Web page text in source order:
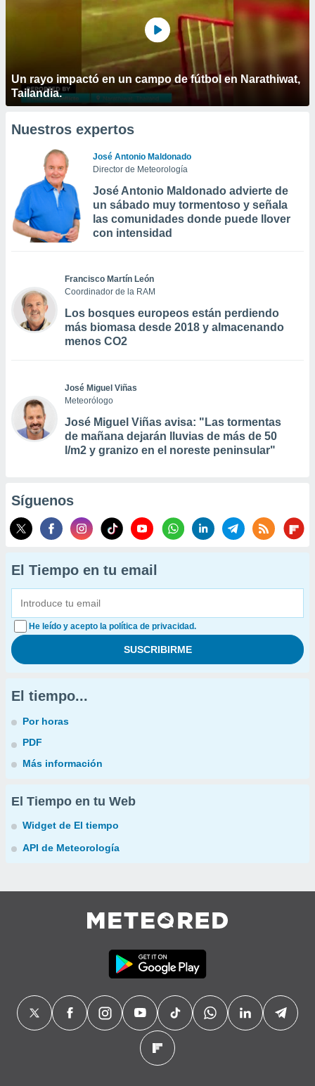
Un rayo impactó en un campo de fútbol en Narathiwat,
Tailandia.
Nuestros expertos
José Antonio Maldonado
Director de Meteorología
José Antonio Maldonado advierte de
un sábado muy tormentoso y señala
las comunidades donde puede llover
con intensidad
Francisco Martín León
Coordinador de la RAM
Los bosques europeos están perdiendo
más biomasa desde 2018 y almacenando
menos CO2
José Miguel Viñas
Meteorólogo
José Miguel Viñas avisa: "Las tormentas
de mañana dejarán lluvias de más de 50
l/m2 y granizo en el noreste peninsular"
Síguenos
El Tiempo en tu email
He leído y acepto la política de privacidad.
El tiempo...
Por horas
PDF
Más información
El Tiempo en tu Web
Widget de El tiempo
API de Meteorología